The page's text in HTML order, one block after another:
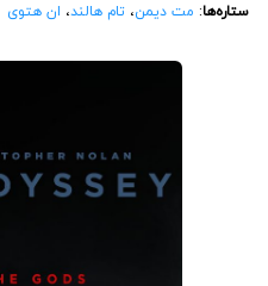
ستاره‌ها: مت دیمن، تام هالند، ان هتوی